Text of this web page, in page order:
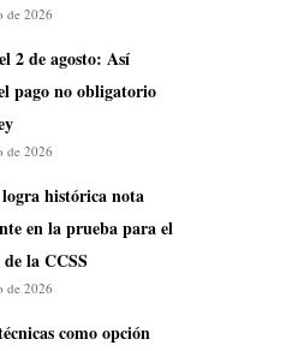
de 2026
2 de agosto: Así
pago no obligatorio
de 2026
histórica nota
en la prueba para el
la CCSS
de 2026
como opción